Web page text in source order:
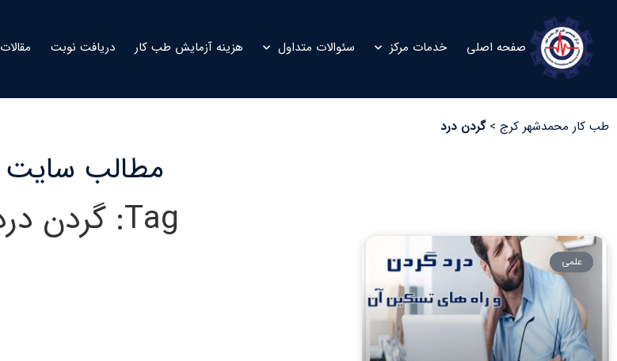
صفحه اصلی خدمات مرکز سئوالات متداول هزینه آزمایش طب کار دریافت نوبت مقالات
طب کار محمدشهر کرج >گردن درد
مطالب سایت
Tag: گردن درد
علمی